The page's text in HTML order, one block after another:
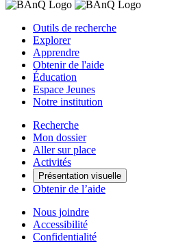
Outils de recherche
Explorer
Apprendre
Obtenir de l'aide
Éducation
Espace Jeunes
Notre institution
Recherche
Mon dossier
Aller sur place
Activités
Présentation visuelle
Obtenir de l’aide
Nous joindre
Accessibilité
Confidentialité